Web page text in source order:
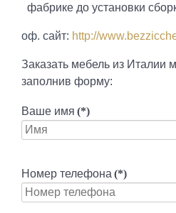
фабрике до установки
оф. сайт: http://
Заказать мебель из Италии
заполнив форму:
Ваше имя (*)
Номер телефона (*)